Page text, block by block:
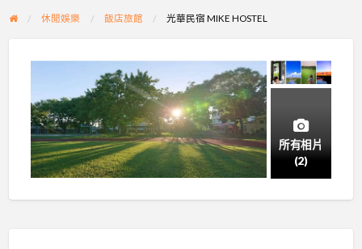
休閒娛樂 飯店旅館 光華民宿 MIKE HOSTEL
所有相片
(2)